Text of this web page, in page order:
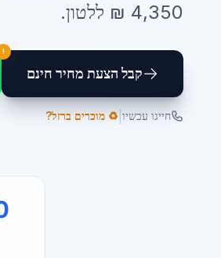
4,350 ₪ ללטון.
קבל הצעת מחיר חינם
!
חייגו עכשיו ♻️ מוכרים ברזל?